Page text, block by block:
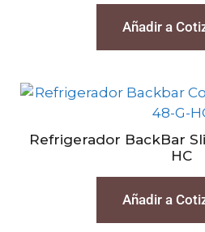
Añadir a
Refrigerador BackBar
HC
Añadir a